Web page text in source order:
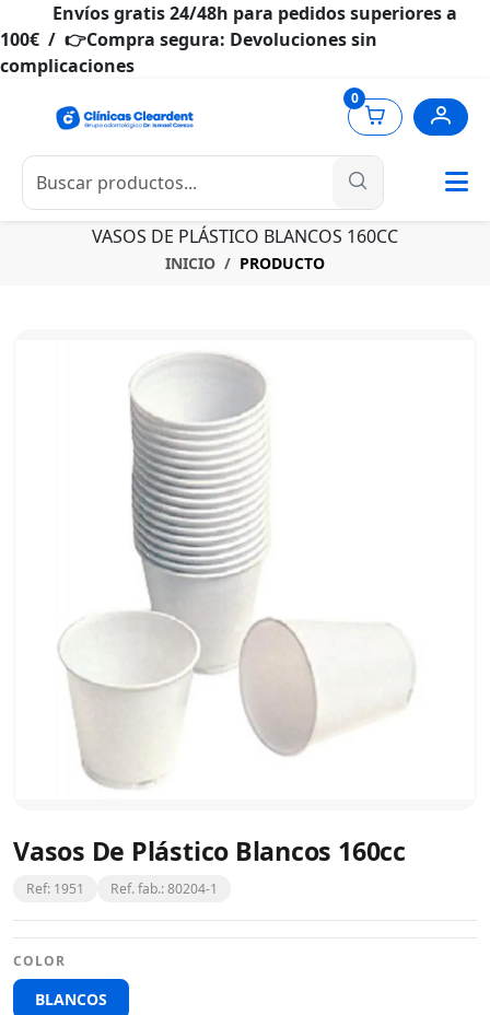
Envíos gratis 24/48h para pedidos superiores a
100€ / 👉Compra segura: Devoluciones sin
complicaciones
0
VASOS DE PLÁSTICO BLANCOS 160CC
INICIO PRODUCTO
Vasos De Plástico Blancos 160cc
Ref: 1951 Ref. fab.: 80204-1
COLOR
BLANCOS